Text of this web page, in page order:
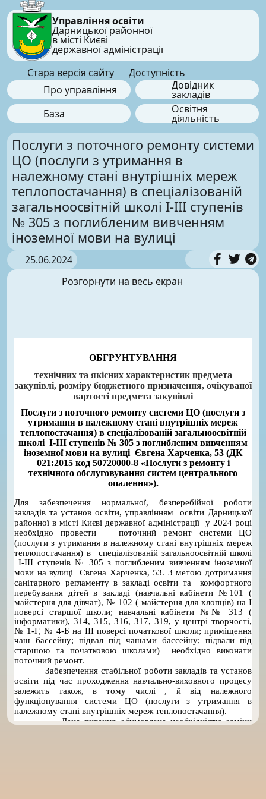
Управління освіти
Дарницької районної
в місті Києві
державної адміністрації
Стара версія сайту
Доступність
Про управління
Довідник
закладів
База
Освітня
діяльність
Послуги з поточного ремонту системи
ЦО (послуги з утримання в
належному стані внутрішніх мереж
теплопостачання) в спеціалізованій
загальноосвітній школі І-ІІІ ступенів
№ 305 з поглибленим вивченням
іноземної мови на вулиці
25.06.2024
Розгорнути на весь екран